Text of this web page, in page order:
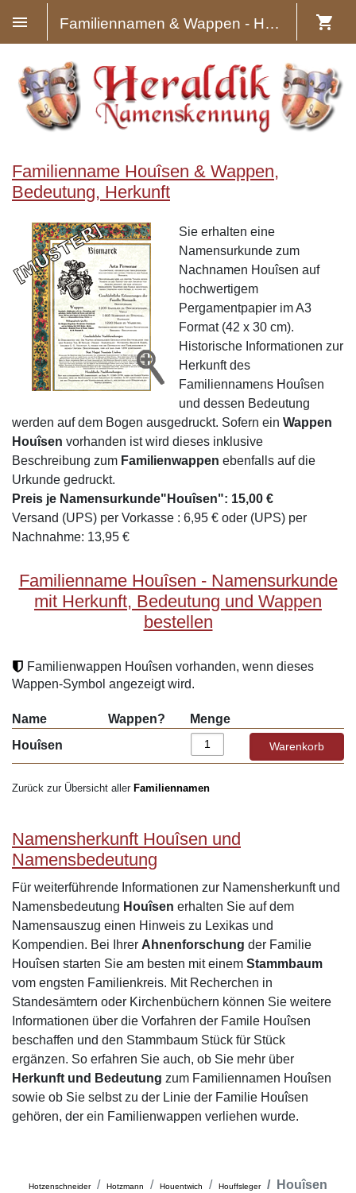
Familiennamen & Wappen - Heraldik
Familienname Houîsen & Wappen,
Bedeutung, Herkunft
Sie erhalten eine
Namensurkunde zum
Nachnamen Houîsen auf
hochwertigem
Pergamentpapier im A3
Format (42 x 30 cm).
Historische Informationen zur
Herkunft des
Familiennamens Houîsen
und dessen Bedeutung
werden auf dem Bogen ausgedruckt. Sofern ein Wappen
Houîsen vorhanden ist wird dieses inklusive
Beschreibung zum Familienwappen ebenfalls auf die
Urkunde gedruckt.
Preis je Namensurkunde"Houîsen": 15,00 €
Versand (UPS) per Vorkasse : 6,95 € oder (UPS) per
Nachnahme: 13,95 €
Familienname Houîsen - Namensurkunde
mit Herkunft, Bedeutung und Wappen
bestellen
Familienwappen Houîsen vorhanden, wenn dieses
Wappen-Symbol angezeigt wird.
Name Wappen?
Menge
Houîsen
Zurück zur Übersicht aller Familiennamen
Namensherkunft Houîsen und
Namensbedeutung
Für weiterführende Informationen zur Namensherkunft und
Namensbedeutung Houîsen erhalten Sie auf dem
Namensauszug einen Hinweis zu Lexikas und
Kompendien. Bei Ihrer Ahnenforschung der Familie
Houîsen starten Sie am besten mit einem Stammbaum
vom engsten Familienkreis. Mit Recherchen in
Standesämtern oder Kirchenbüchern können Sie weitere
Informationen über die Vorfahren der Famile Houîsen
beschaffen und den Stammbaum Stück für Stück
ergänzen. So erfahren Sie auch, ob Sie mehr über
Herkunft und Bedeutung zum Familiennamen Houîsen
sowie ob Sie selbst zu der Linie der Familie Houîsen
gehören, der ein Familienwappen verliehen wurde.
Hotzenschneider Hotzmann Houentwich Houffsleger Houîsen